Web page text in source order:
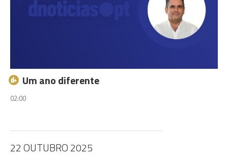
Um ano diferente
02:00
22 OUTUBRO 2025